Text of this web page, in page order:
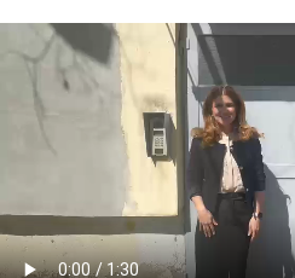
Vizionările se fac pe bază de programare.